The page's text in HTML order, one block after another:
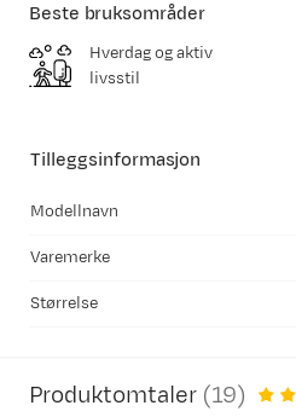
Tilleggsinformasjon
Modellnavn
Varemerke
Størrelse
Beste bruksområder
Hverdag og aktiv
livsstil
Produktomtaler (19)